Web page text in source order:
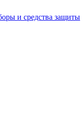
и средства защиты